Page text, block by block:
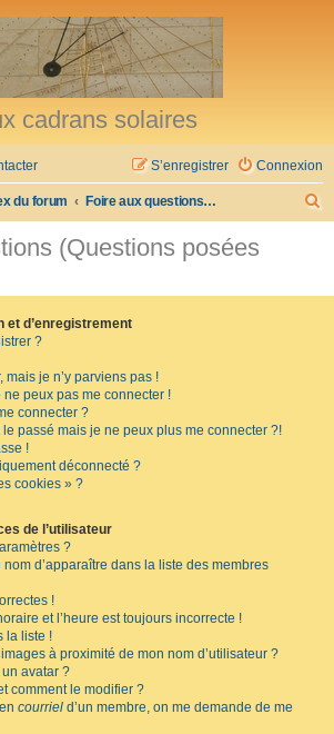
cadrans solaires
Connexion
S’enregistrer
du forum Foire aux questions (Questions posées fréquemment)
(Questions posées
et d’enregistrement
?
mais je n’y parviens pas !
peux pas me connecter !
connecter ?
passé mais je ne peux plus me connecter ?!
!
déconnecté ?
cookies » ?
de l’utilisateur
?
d’apparaître dans la liste des membres
!
et l’heure est toujours incorrecte !
la liste !
à proximité de mon nom d’utilisateur ?
avatar ?
comment le modifier ?
courriel d’un membre, on me demande de me